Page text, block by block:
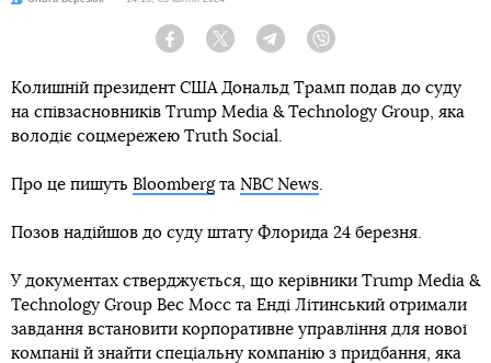
Facebook Twitter Telegram
Колишній президент США Дональд Трамп подав до суду
на співзасновників Trump Media & Technology Group, яка
володіє соцмережею Truth Social.
Про це пишуть Bloombergта NBC News
Позов надійшов до суду штату Флорида 24 березня.
У документах стверджується, що керівники Trump Media &
Technology Group Вес Мосс та Енді Літинський отримали
завдання встановити корпоративне управління для нової
компанії й знайти спеціальну компанію з придбання, яка